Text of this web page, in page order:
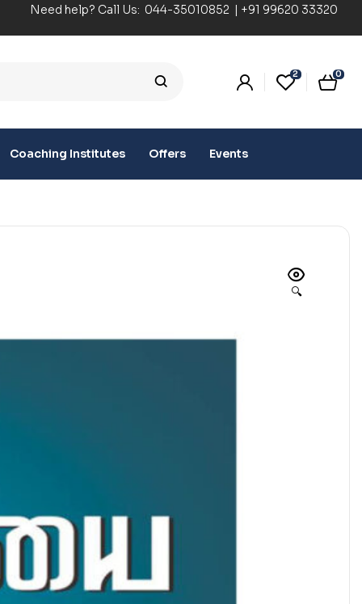
Need help? Call Us: 044-35010852 | +91 99620 33320
2 0
Coaching Institutes Offers Events
🔍